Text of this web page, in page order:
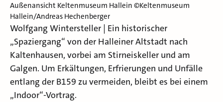
Außenansicht Keltenmuseum Hallein ©Keltenmuseum
Hallein/Andreas Hechenberger
Wolfgang Wintersteller | Ein historischer
„Spaziergang“ von der Halleiner Altstadt nach
Kaltenhausen, vorbei am Stirneiskeller und am
Galgen. Um Erkältungen, Erfrierungen und Unfälle
entlang der B159 zu vermeiden, bleibt es bei einem
„Indoor“-Vortrag.